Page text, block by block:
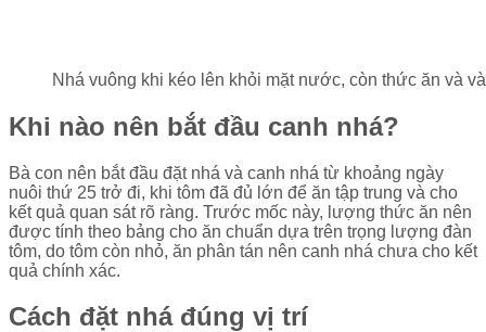
Nhá vuông khi kéo lên khỏi mặt nước, còn thức ăn và
Khi nào nên bắt đầu canh nhá?
Bà con nên bắt đầu đặt nhá và canh nhá từ khoảng ngày
nuôi thứ 25 trở đi, khi tôm đã đủ lớn để ăn tập trung và cho
kết quả quan sát rõ ràng. Trước mốc này, lượng thức ăn nên
được tính theo bảng cho ăn chuẩn dựa trên trọng lượng đàn
tôm, do tôm còn nhỏ, ăn phân tán nên canh nhá chưa cho kết
quả chính xác.
Cách đặt nhá đúng vị trí